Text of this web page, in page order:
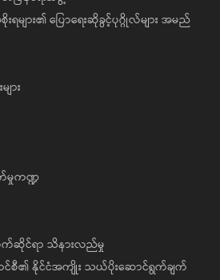
များ၏ ပြောရေးဆိုခွင့်ပုဂ္ဂိုလ်များ အမည်
ား
မှုကဏ္ဍ
ဆိုင်ရာ သိနားလည်မှု
င်စီ၏ နိုင်ငံအကျိုး သယ်ပိုးဆောင်ရွက်ချက်